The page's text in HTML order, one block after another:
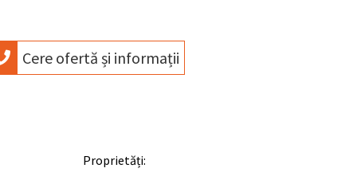
Cere ofertă și informații
Proprietăți: